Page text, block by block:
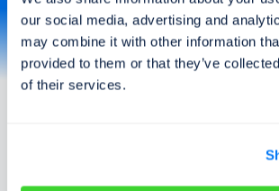
our social media, advertising and
may combine it with other information
provided to them or that they’ve
of their services.
Francúzsko
Taliansko
Kanada
Kosovo
Litva
Lotyšsko
Maďarsko
Rakúsko
Viac